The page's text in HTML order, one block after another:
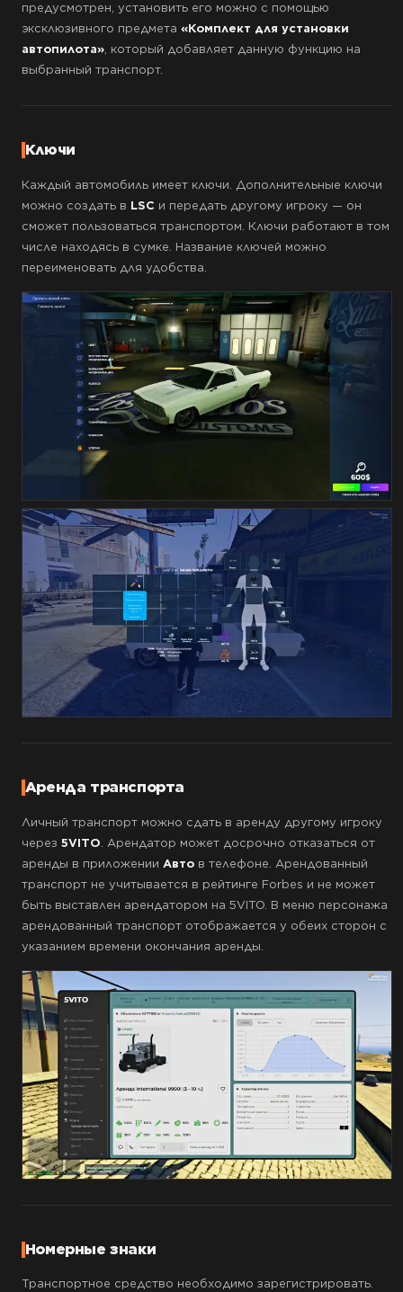
предусмотрен, установить его можно с помощью
эксклюзивного предмета «Комплект для установки
автопилота», который добавляет данную функцию на
выбранный транспорт.
Ключи
Каждый автомобиль имеет ключи. Дополнительные ключи
можно создать в LSC и передать другому игроку — он
сможет пользоваться транспортом. Ключи работают в том
числе находясь в сумке. Название ключей можно
переименовать для удобства.
Аренда транспорта
Личный транспорт можно сдать в аренду другому игроку
через 5VITO . Арендатор может досрочно отказаться от
аренды в приложении Автов телефоне. Арендованный
транспорт не учитывается в рейтинге Forbes и не может
быть выставлен арендатором на 5VITO. В меню персонажа
арендованный транспорт отображается у обеих сторон с
указанием времени окончания аренды.
Номерные знаки
Транспортное средство необходимо зарегистрировать.